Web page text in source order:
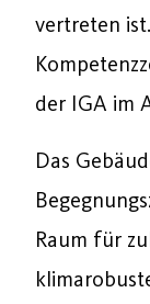
vertreten
der IGA im
Das
Raum für